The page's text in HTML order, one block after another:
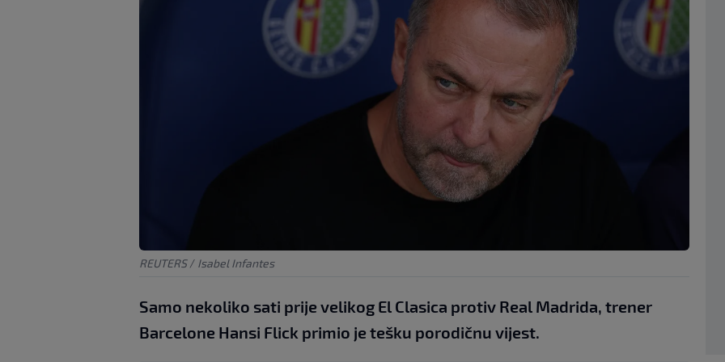
REUTERS / Isabel Infantes
Samo nekoliko sati prije velikog El Clasica protiv Real Madrida, trener
Barcelone Hansi Flick primio je tešku porodičnu vijest.